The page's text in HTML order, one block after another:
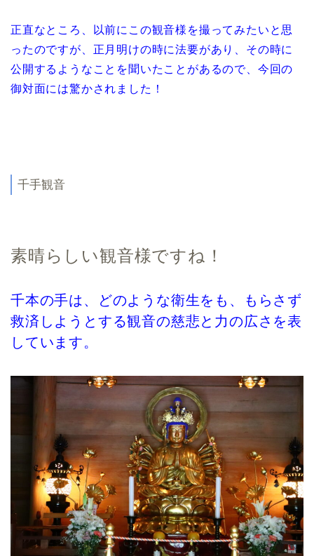
正直なところ、以前にこの観音様を撮ってみたいと思
ったのですが、正月明けの時に法要があり、その時に
公開するようなことを聞いたことがあるので、今回の
御対面には驚かされました！
千手観音
素晴らしい観音様ですね！
千本の手は、どのような衛生をも、もらさず
救済しようとする観音の慈悲と力の広さを表
しています。